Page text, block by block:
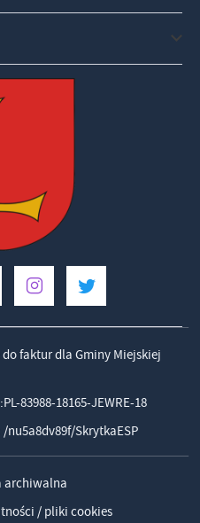
faktur dla Gminy Miejskiej
83988-18165-JEWRE-18
/nu5a8dv89f/SkrytkaESP
archiwalna
/ pliki cookies